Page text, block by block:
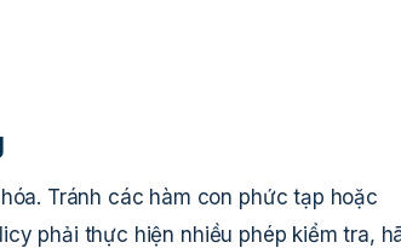
Tránh các hàm con phức tạp hoặc
phải thực hiện nhiều phép kiểm tra,